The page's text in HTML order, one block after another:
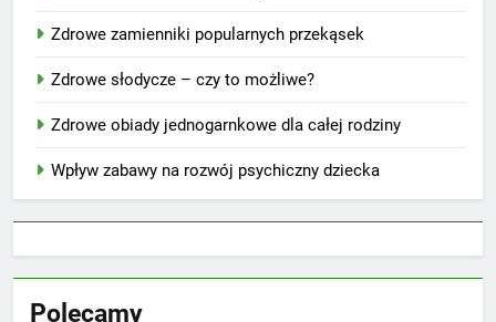
Zdrowe zamienniki popularnych przekąsek
Zdrowe słodycze – czy to możliwe?
Zdrowe obiady jednogarnkowe dla całej rodziny
Wpływ zabawy na rozwój psychiczny dziecka
Polecamy